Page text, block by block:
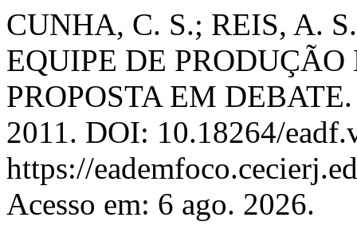
CUNHA, C. S.; REIS, A.
EQUIPE DE
PROPOSTA EM
2011. DOI: 10.18264/
https://
Acesso em: 6 ago. 2026.